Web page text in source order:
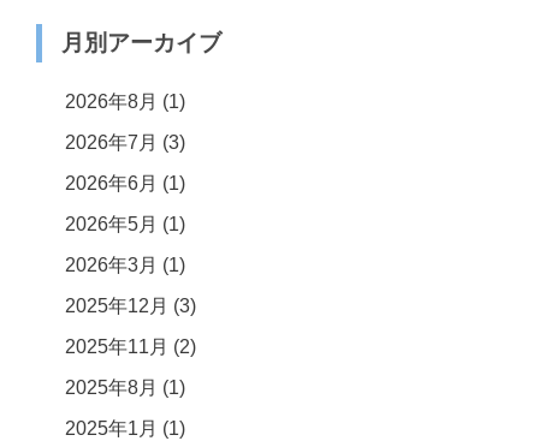
月別アーカイブ
2026年8月 (1)
2026年7月 (3)
2026年6月 (1)
2026年5月 (1)
2026年3月 (1)
2025年12月 (3)
2025年11月 (2)
2025年8月 (1)
2025年1月 (1)